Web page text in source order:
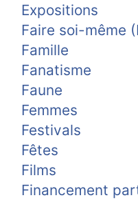
Expositions
Faire soi-même
Famille
Fanatisme
Faune
Femmes
Festivals
Fêtes
Films
Financement